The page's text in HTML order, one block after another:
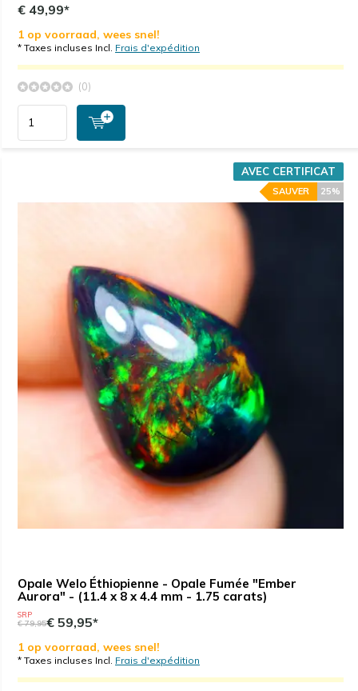
€ 49,99*
1 op voorraad, wees snel!
* Taxes incluses Incl. Frais d'expédition
(0)
Opale Welo Éthiopienne - Opale Fumée "Ember
Aurora" - (11.4 x 8 x 4.4 mm - 1.75 carats)
AVEC CERTIFICAT
25%
SAUVER
SRP
€ 79,95€ 59,95*
1 op voorraad, wees snel!
* Taxes incluses Incl. Frais d'expédition